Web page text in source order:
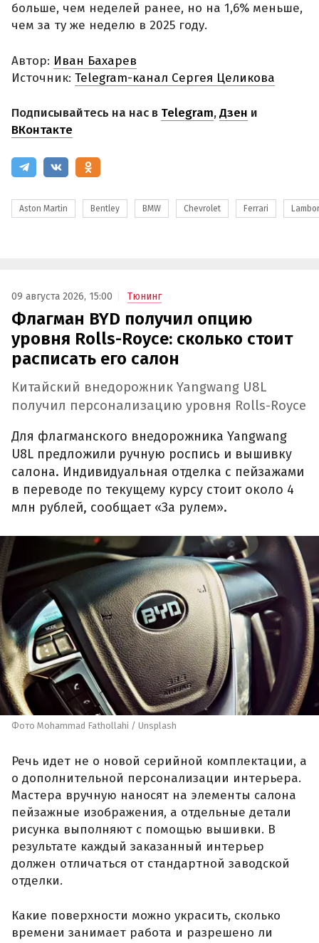
больше, чем неделей ранее, но на 1,6% меньше,
чем за ту же неделю в 2025 году.
Автор: Иван Бахарев
Источник: Telegram-канал Сергея Целикова
Подписывайтесь на нас в Telegram,Дзен и
ВКонтакте
Aston Martin Bentley BMW Chevrolet Ferrari
09 августа 2026, 15:00 Тюнинг
Флагман BYD получил опцию
уровня Rolls-Royce: сколько стоит
расписать его салон
Китайский внедорожник Yangwang U8L
получил персонализацию уровня Rolls-Royce
Для флагманского внедорожника Yangwang
U8L предложили ручную роспись и вышивку
салона. Индивидуальная отделка с пейзажами
в переводе по текущему курсу стоит около 4
млн рублей, сообщает «За рулем».
Фото Mohammad Fathollahi / Unsplash
Речь идет не о новой серийной комплектации, а
о дополнительной персонализации интерьера.
Мастера вручную наносят на элементы салона
пейзажные изображения, а отдельные детали
рисунка выполняют с помощью вышивки. В
результате каждый заказанный интерьер
должен отличаться от стандартной заводской
отделки.
Какие поверхности можно украсить, сколько
времени занимает работа и разрешено ли